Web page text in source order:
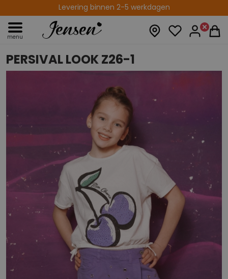
Levering binnen 2-5 werkdagen
menu
PERSIVAL LOOK Z26-1